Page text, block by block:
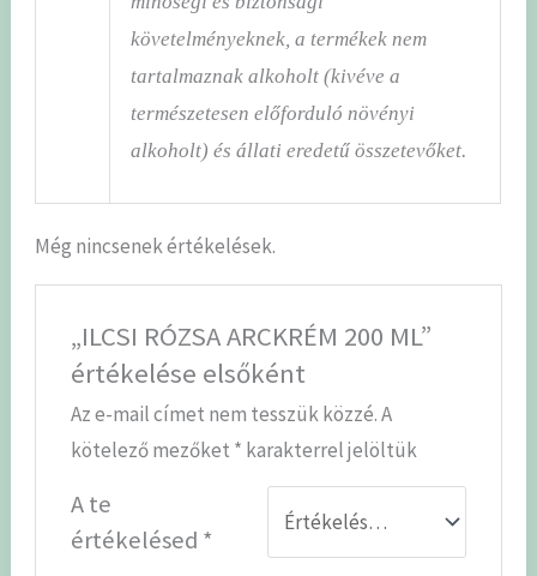
követelményeknek, a termékek nem
tartalmaznak alkoholt (kivéve a
természetesen előforduló növényi
alkoholt) és állati eredetű összetevőket.
Még nincsenek értékelések.
„ILCSI RÓZSA ARCKRÉM 200 ML”
értékelése elsőként
Az e-mail címet nem tesszük közzé.A
kötelező mezőket * karakterrel jelöltük
A te
értékelésed *